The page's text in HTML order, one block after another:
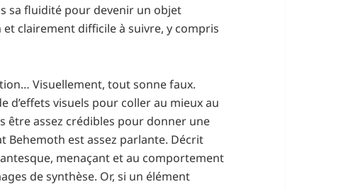
sa fluidité pour devenir un objet
clairement difficile à suivre, y compris
Visuellement, tout sonne faux.
d’effets visuels pour coller au mieux au
être assez crédibles pour donner une
Behemoth est assez parlante. Décrit
menaçant et au comportement
de synthèse. Or, si un élément